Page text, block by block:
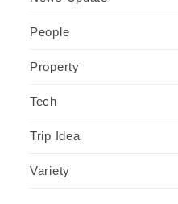
People
Property
Tech
Trip Idea
Variety